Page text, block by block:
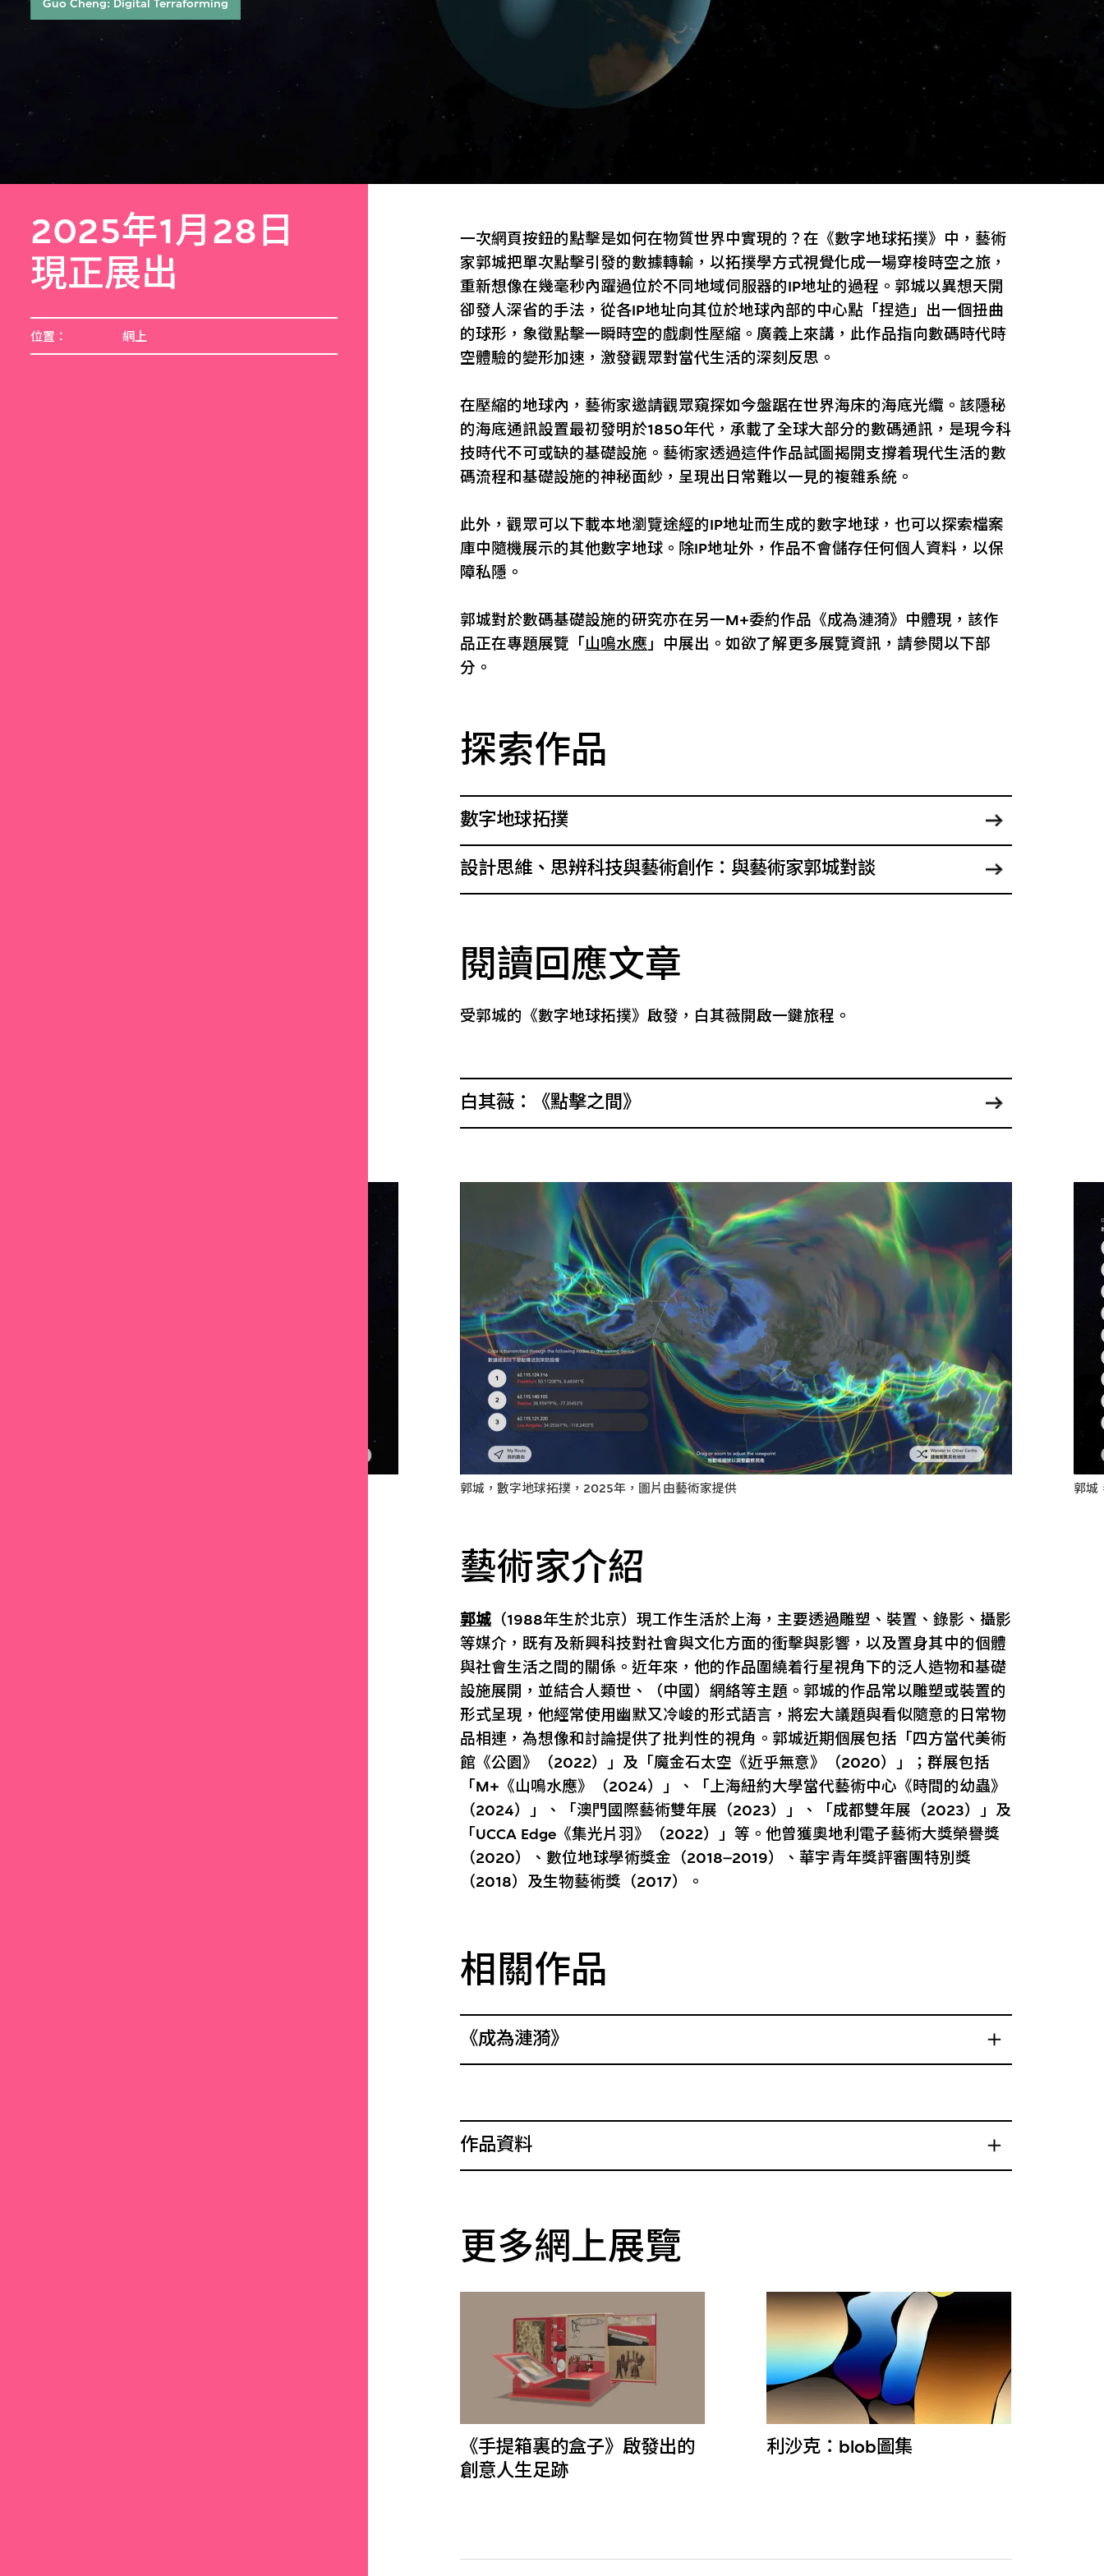
Guo Cheng: Digital Terraforming
2025年1月28日
現正展出
位置： 網上
一次網頁按鈕的點擊是如何在物質世界中實現的？在《數字地球拓撲》中，藝術
家郭城把單次點擊引發的數據轉輸，以拓撲學方式視覺化成一場穿梭時空之旅，
重新想像在幾毫秒內躍過位於不同地域伺服器的IP地址的過程。郭城以異想天開
卻發人深省的手法，從各IP地址向其位於地球內部的中心點「捏造」出一個扭曲
的球形，象徵點擊一瞬時空的戲劇性壓縮。廣義上來講，此作品指向數碼時代時
空體驗的變形加速，激發觀眾對當代生活的深刻反思。
在壓縮的地球內，藝術家邀請觀眾窺探如今盤踞在世界海床的海底光纜。該隱秘
的海底通訊設置最初發明於1850年代，承載了全球大部分的數碼通訊，是現今科
技時代不可或缺的基礎設施。藝術家透過這件作品試圖揭開支撐着現代生活的數
碼流程和基礎設施的神秘面紗，呈現出日常難以一見的複雜系統。
此外，觀眾可以下載本地瀏覽途經的IP地址而生成的數字地球，也可以探索檔案
庫中隨機展示的其他數字地球。除IP地址外，作品不會儲存任何個人資料，以保
障私隱。
郭城對於數碼基礎設施的研究亦在另一M+委約作品《成為漣漪》中體現，該作
品正在專題展覽「 山鳴水應 」中展出。如欲了解更多展覽資訊，請參閱以下部
分。
探索作品
數字地球拓撲
設計思維、思辨科技與藝術創作：與藝術家郭城對談
閱讀回應文章
受郭城的《數字地球拓撲》啟發，白其薇開啟一鍵旅程。
白其薇：《點擊之間》
郭城，數字地球拓撲，2025年，圖片由藝術家提供 郭城
藝術家介紹
郭城 （1988年生於北京）現工作生活於上海，主要透過雕塑、裝置、錄影、攝影
等媒介，既有及新興科技對社會與文化方面的衝擊與影響，以及置身其中的個體
與社會生活之間的關係。近年來，他的作品圍繞着行星視角下的泛人造物和基礎
設施展開，並結合人類世、（中國）網絡等主題。郭城的作品常以雕塑或裝置的
形式呈現，他經常使用幽默又冷峻的形式語言，將宏大議題與看似隨意的日常物
品相連，為想像和討論提供了批判性的視角。郭城近期個展包括「四方當代美術
館《公園》（2022）」及「魔金石太空《近乎無意》（2020）」；群展包括
「M+《山鳴水應》（2024）」、「上海紐約大學當代藝術中心《時間的幼蟲》
（2024）」、「澳門國際藝術雙年展（2023）」、「成都雙年展（2023）」及
「UCCA Edge《集光片羽》（2022）」等。他曾獲奧地利電子藝術大獎榮譽獎
（2020）、數位地球學術獎金（2018–2019）、華宇青年獎評審團特別獎
（2018）及生物藝術獎（2017）。
相關作品
《成為漣漪》
作品資料
更多網上展覽
《手提箱裏的盒子》啟發出的
創意人生足跡
利沙克：blob圖集